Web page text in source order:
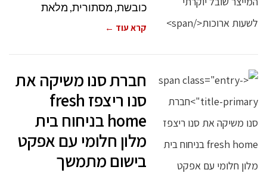
כובשת, מסתורית, מלאת
קרא עוד ←
חברת סנו משיקה את
סנו ריצפז fresh
home בניחוח בית
מלון חלומי עם אפקט
בישום מתמשך